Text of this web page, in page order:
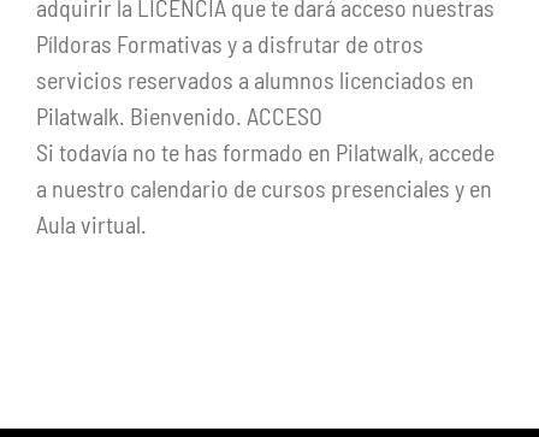
adquirir la LICENCIA que te dará acceso nuestras
Píldoras Formativas y a disfrutar de otros
servicios reservados a alumnos licenciados en
Pilatwalk. Bienvenido. ACCESO
Si todavía no te has formado en Pilatwalk, accede
a nuestro calendario de cursos presenciales y en
Aula virtual.